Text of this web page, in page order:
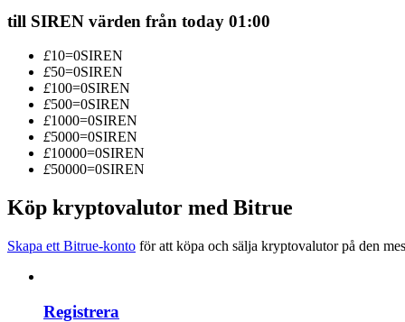
Gå med de bästa handlarna
Bli en Copy Trader
till SIREN värden från today 01:00
£10=0SIREN
£50=0SIREN
£100=0SIREN
£500=0SIREN
£1000=0SIREN
£5000=0SIREN
£10000=0SIREN
£50000=0SIREN
Köp kryptovalutor med Bitrue
Skapa ett Bitrue-konto för att köpa och sälja kryptovalutor på den
Registrera